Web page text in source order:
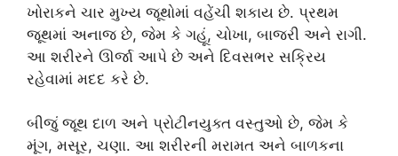
ખોરાકને ચાર મુખ્ય જૂથોમાં વહેંચી શકાય છે. પ્રથમ
જૂથમાં અનાજ છે, જેમ કે ગહૂં, ચોખા, બાજરી અને રાગી.
આ શરીરને ઊર્જા આપે છે અને દિવસભર સક્રિય
રહેવામાં મદદ કરે છે.
બીજું જૂથ દાળ અને પ્રોટીનયુક્ત વસ્તુઓ છે, જેમ કે
મૂંગ, મસૂર, ચણા. આ શરીરની મરામત અને બાળકના